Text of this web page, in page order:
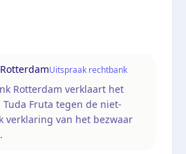
Uitspraak rechtbank
Rotterdam verklaart het
Tuda Fruta tegen de niet-
verklaring van het bezwaar